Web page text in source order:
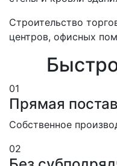
Строительство
центров, офисных
01
Прямая
Собственное
02